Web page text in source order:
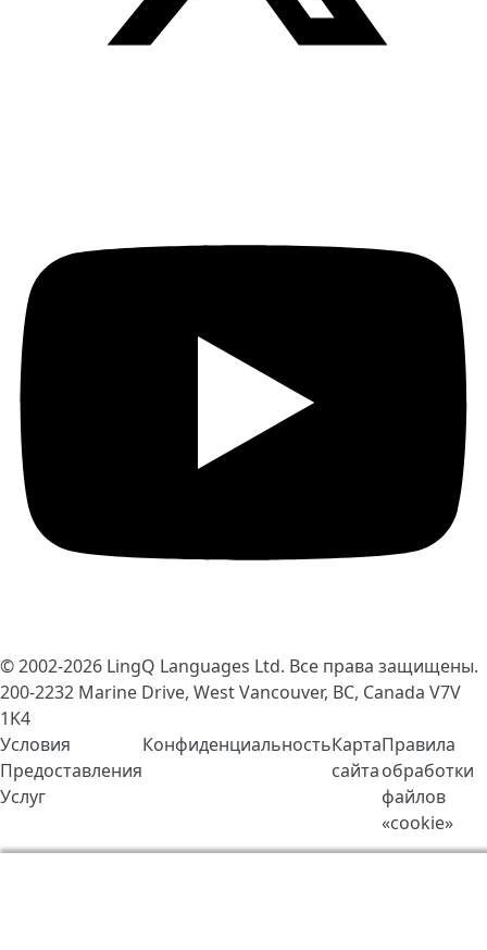
© 2002-2026 LingQ Languages Ltd. Все права защищены.
200-2232 Marine Drive, West Vancouver, BC, Canada V7V
1K4
Условия
Предоставления
Услуг
КонфиденциальностьКарта
сайта
Правила
обработки
файлов
«cookie»